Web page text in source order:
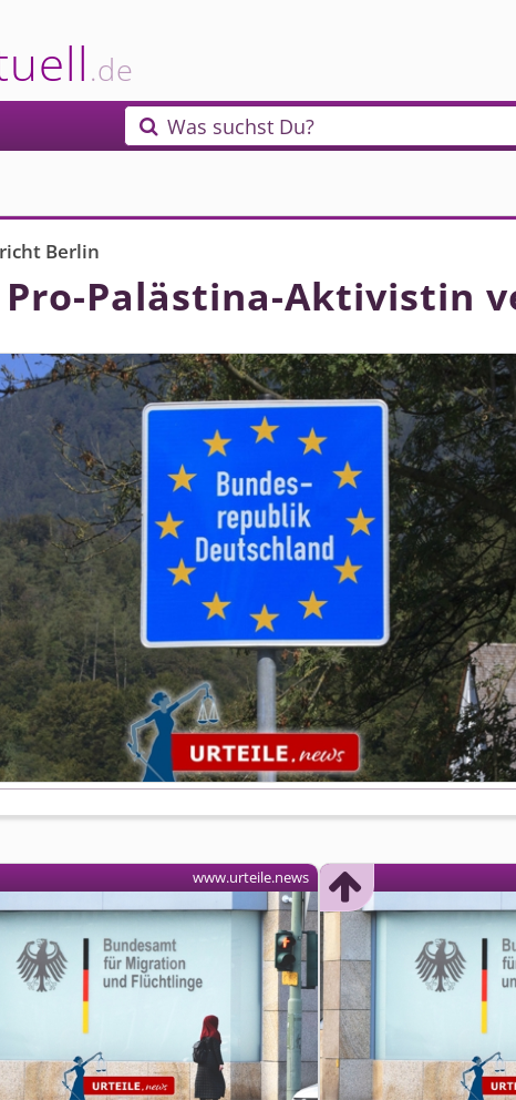
.de
 Was suchst Du?
Berlin
Palästina-Aktivistin
www.urteile.news